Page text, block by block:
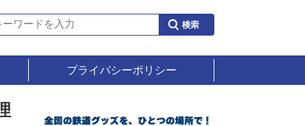
プライバシーポリシー